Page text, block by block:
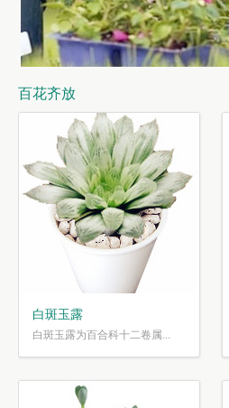
百花齐放
白斑玉露
白斑玉露为百合科十二卷属...